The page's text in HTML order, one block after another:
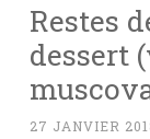
Restes
dessert
27 JANVIER